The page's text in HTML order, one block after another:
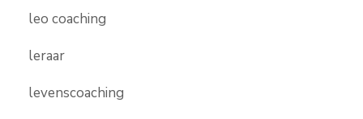
leo coaching
leraar
levenscoaching